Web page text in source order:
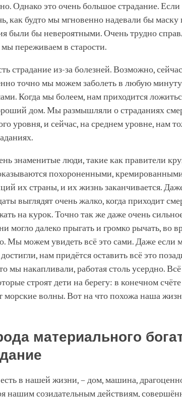
Однако это очень большое страдание. Если
как будто мы мгновенно надевали бы
были бы невероятными. Очень трудно
переживаем в старости.
страдание из-за болезней. Возможно,
точно мы можем заболеть в любую
Когда мы болеем, нам приходится
дом. Мы размышляли о страданиях
уровня, и сейчас, на среднем уровне, нам
знаменитые люди, такие как правители
похороненными,
их страны, и их жизнь заканчивается.
выглядят очень жалко, когда приходит
на курок. Точно так же даже очень
могло далеко прыгать и громко рычать, во
Мы можем увидеть всё это сами. Даже если
нам придётся оставить всё это
мы накапливали, работая столь усердно.
строят дети на берегу: в конечном
морские волны. Вот на что похожа наша
материального
в нашей жизни, – дом, машина,
нашим созидательным действиям,